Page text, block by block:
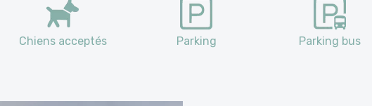
Chiens acceptés Parking Parking bus